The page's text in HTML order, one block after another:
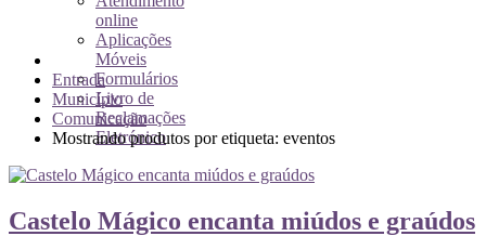
online
Aplicações
Móveis
Formulários
Livro de
Reclamações
Eletrónico
Entrada
Município
Comunicação
Mostrando produtos por etiqueta: eventos
Castelo Mágico encanta miúdos e graúdos